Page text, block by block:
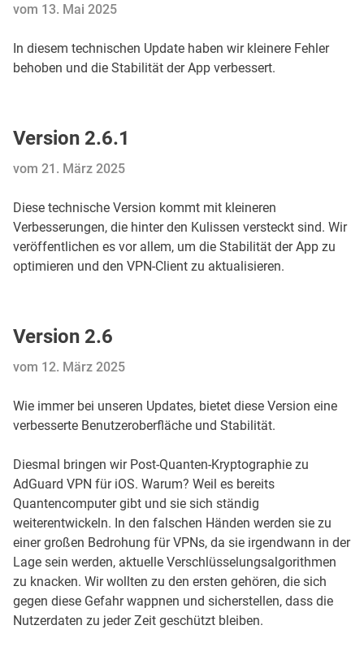
vom 13. Mai 2025
In diesem technischen Update haben wir kleinere Fehler
behoben und die Stabilität der App verbessert.
Version 2.6.1
vom 21. März 2025
Diese technische Version kommt mit kleineren
Verbesserungen, die hinter den Kulissen versteckt sind. Wir
veröffentlichen es vor allem, um die Stabilität der App zu
optimieren und den VPN-Client zu aktualisieren.
Version 2.6
vom 12. März 2025
Wie immer bei unseren Updates, bietet diese Version eine
verbesserte Benutzeroberfläche und Stabilität.
Diesmal bringen wir Post-Quanten-Kryptographie zu
AdGuard VPN für iOS. Warum? Weil es bereits
Quantencomputer gibt und sie sich ständig
weiterentwickeln. In den falschen Händen werden sie zu
einer großen Bedrohung für VPNs, da sie irgendwann in der
Lage sein werden, aktuelle Verschlüsselungsalgorithmen
zu knacken. Wir wollten zu den ersten gehören, die sich
gegen diese Gefahr wappnen und sicherstellen, dass die
Nutzerdaten zu jeder Zeit geschützt bleiben.